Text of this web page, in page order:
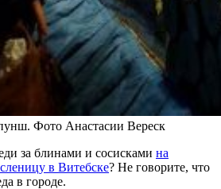
Фото Анастасии Вереск
за блинами и сосисками на
в Витебске? Не говорите, что
в городе.